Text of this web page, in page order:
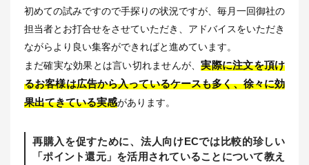
初めての試みですので手探りの状況ですが、毎月一回御社の
担当者とお打合せをさせていただき、アドバイスをいただき
ながらより良い集客ができればと進めています。
まだ確実な効果とは言い切れませんが、実際に注文を頂け
るお客様は広告から入っているケースも多く、徐々に効
果出てきている実感があります。
再購入を促すために、法人向けECでは比較的珍しい
「ポイント還元」を活用されていることについて教え